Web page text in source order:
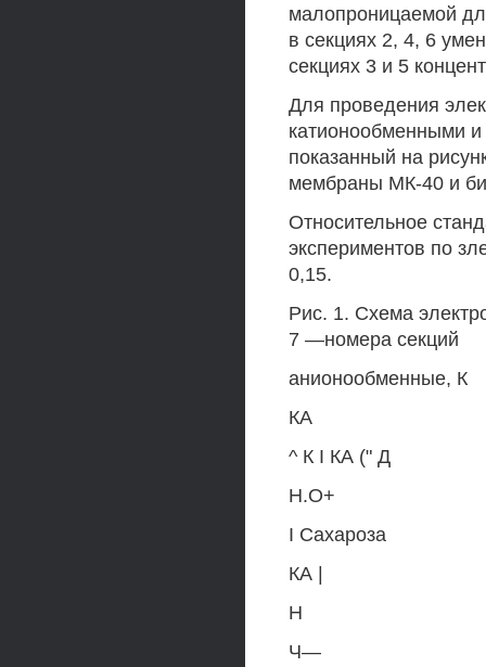
малопроницаемой
в секциях 2, 4, 6
секциях 3 и 5
Для проведения
катионообменными
показанный на
мембраны МК-40 и
Относительное
экспериментов по
0,15.
Рис. 1. Схема
7 —номера секций
анионообменные, К
КА
^ К I КА (" Д
Н.О+
I Сахароза
КА |
Н
Ч—